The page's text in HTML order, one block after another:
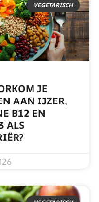
VEGETARISCH
JE
AAN IJZER,
B12 EN
ALS